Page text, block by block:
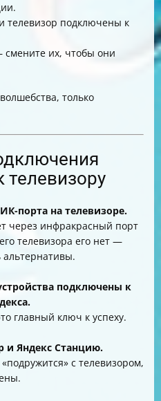
телевизор подключены к
смените их, чтобы они
только
телевизору
порта на телевизоре.
через инфракрасный порт
телевизора его нет —
альтернативы.
подключены к
главный ключ к успеху.
и Яндекс Станцию.
с телевизором,